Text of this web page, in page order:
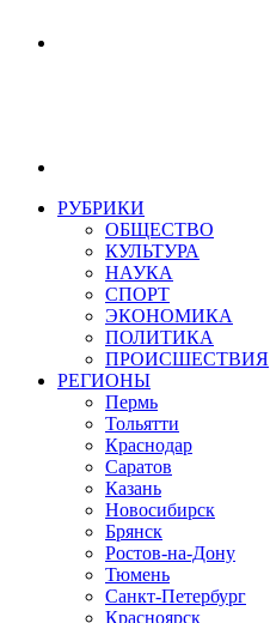
РУБРИКИ
ОБЩЕСТВО
КУЛЬТУРА
НАУКА
СПОРТ
ЭКОНОМИКА
ПОЛИТИКА
ПРОИСШЕСТВИЯ
РЕГИОНЫ
Пермь
Тольятти
Краснодар
Саратов
Казань
Новосибирск
Брянск
Ростов-на-Дону
Тюмень
Санкт-Петербург
Красноярск